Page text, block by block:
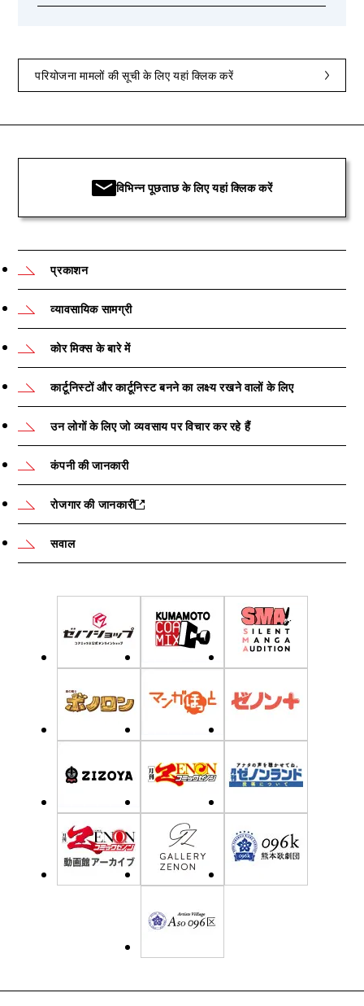
परियोजना मामलों की सूची के लिए यहां क्लिक करें
विभिन्न पूछताछ के लिए यहां क्लिक करें
प्रकाशन
व्यावसायिक सामग्री
कोर मिक्स के बारे में
कार्टूनिस्टों और कार्टूनिस्ट बनने का लक्ष्य रखने वालों के लिए
उन लोगों के लिए जो व्यवसाय पर विचार कर रहे हैं
कंपनी की जानकारी
रोजगार की जानकारी
सवाल